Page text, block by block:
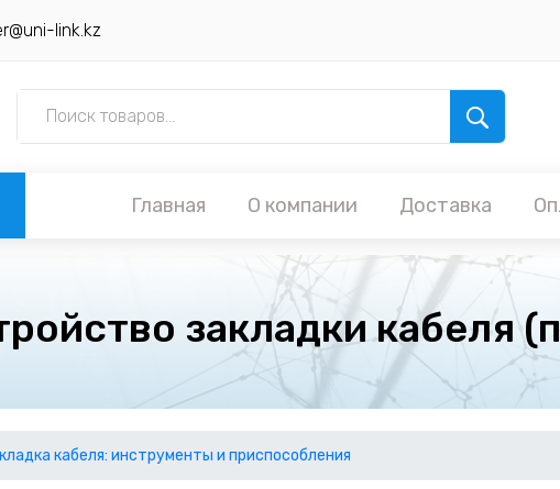
link.kz
Главная О компании Доставка
закладки кабеля
кабеля: инструменты и приспособления